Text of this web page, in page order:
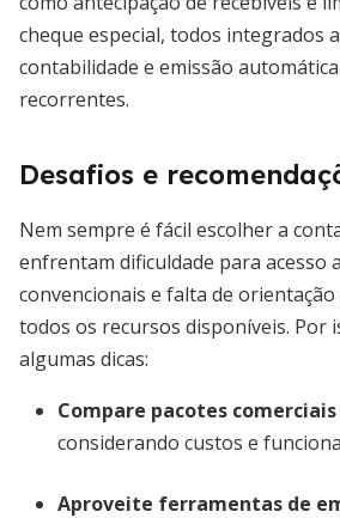
cheque especial, todos integrados
contabilidade e emissão
recorrentes.
Desafios e
Nem sempre é fácil escolher a
enfrentam dificuldade para acesso
convencionais e falta de
todos os recursos disponíveis. Por
algumas dicas:
Compare pacotes
considerando custos e
Aproveite ferramentas de